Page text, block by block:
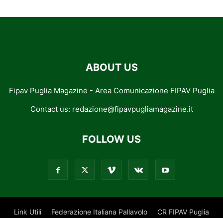
ABOUT US
Fipav Puglia Magazine - Area Comunicazione FIPAV Puglia
Contact us: redazione@fipavpugliamagazine.it
FOLLOW US
Link Utili Federazione Italiana Pallavolo CR FIPAV Puglia